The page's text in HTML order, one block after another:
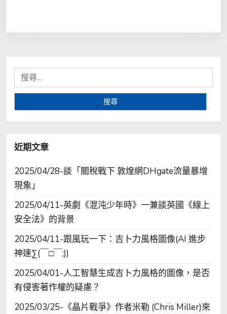
搜
尋
近期文章
2025/04/28-談「關稅戰下 敦煌網DHgate流量暴增
現象」
2025/04/11-英劇《混沌少年時》一兼談英國《線上
安全法》的背景
2025/04/11-跟風玩一下：吉卜力風格圖像(AI 進步
神速∑(￣□￣;))
2025/04/01-人工智慧生成吉卜力風格的圖像，是否
有侵害著作權的疑慮？
2025/03/25-《晶片戰爭》作者米勒 (Chris Miller)來